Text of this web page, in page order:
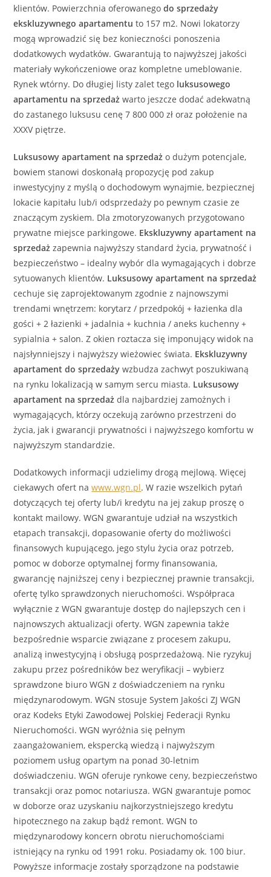
klientów. Powierzchnia oferowanegodo sprzedaży
ekskluzywnego apartamentu to 157 m2. Nowi lokatorzy
mogą wprowadzić się bez konieczności ponoszenia
dodatkowych wydatków. Gwarantują to najwyższej jakości
materiały wykończeniowe oraz kompletne umeblowanie.
Rynek wtórny. Do długiej listy zalet tego luksusowego
apartamentu na sprzedaż warto jeszcze dodać adekwatną
do zastanego luksusu cenę 7 800 000 zł oraz położenie na
XXXV piętrze.
Luksusowy apartament na sprzedaż o dużym potencjale,
bowiem stanowi doskonałą propozycję pod zakup
inwestycyjny z myślą o dochodowym wynajmie, bezpiecznej
lokacie kapitału lub/i odsprzedaży po pewnym czasie ze
znaczącym zyskiem. Dla zmotoryzowanych przygotowano
prywatne miejsce parkingowe. Ekskluzywny apartament na
sprzedaż zapewnia najwyższy standard życia, prywatność i
bezpieczeństwo – idealny wybór dla wymagających i dobrze
sytuowanych klientów. Luksusowy apartament na sprzedaż
cechuje się zaprojektowanym zgodnie z najnowszymi
trendami wnętrzem: korytarz / przedpokój + łazienka dla
gości + 2 łazienki + jadalnia + kuchnia / aneks kuchenny +
sypialnia + salon. Z okien roztacza się imponujący widok na
najsłynniejszy i najwyższy wieżowiec świata. Ekskluzywny
apartament do sprzedaży wzbudza zachwyt poszukiwaną
na rynku lokalizacją w samym sercu miasta. Luksusowy
apartament na sprzedaż dla najbardziej zamożnych i
wymagających, którzy oczekują zarówno przestrzeni do
życia, jak i gwarancji prywatności i najwyższego komfortu w
najwyższym standardzie.
Dodatkowych informacji udzielimy drogą mejlową. Więcej
ciekawych ofert nawww.wgn.pl. W razie wszelkich pytań
dotyczących tej oferty lub/i kredytu na jej zakup proszę o
kontakt mailowy. WGN gwarantuje udział na wszystkich
etapach transakcji, dopasowanie oferty do możliwości
finansowych kupującego, jego stylu życia oraz potrzeb,
pomoc w doborze optymalnej formy finansowania,
gwarancję najniższej ceny i bezpiecznej prawnie transakcji,
ofertę tylko sprawdzonych nieruchomości. Współpraca
wyłącznie z WGN gwarantuje dostęp do najlepszych cen i
najnowszych aktualizacji oferty. WGN zapewnia także
bezpośrednie wsparcie związane z procesem zakupu,
analizą inwestycyjną i obsługą posprzedażową. Nie ryzykuj
zakupu przez pośredników bez weryfikacji – wybierz
sprawdzone biuro WGN z doświadczeniem na rynku
międzynarodowym. WGN stosuje System Jakości ZJ WGN
oraz Kodeks Etyki Zawodowej Polskiej Federacji Rynku
Nieruchomości. WGN wyróżnia się pełnym
zaangażowaniem, ekspercką wiedzą i najwyższym
poziomem usług opartym na ponad 30-letnim
doświadczeniu. WGN oferuje rynkowe ceny, bezpieczeństwo
transakcji oraz pomoc notariusza. WGN gwarantuje pomoc
w doborze oraz uzyskaniu najkorzystniejszego kredytu
hipotecznego na zakup bądź remont. WGN to
międzynarodowy koncern obrotu nieruchomościami
istniejący na rynku od 1991 roku. Posiadamy ok. 100 biur.
Powyższe informacje zostały sporządzone na podstawie